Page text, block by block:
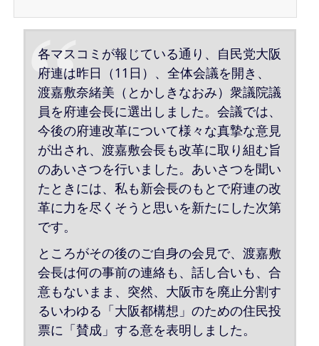
大阪市を廃止分割するいわゆる「大阪都構想」のための住民...
各マスコミが報じている通り、自民党大阪
府連は昨日（11日）、全体会議を開き、
渡嘉敷奈緒美（とかしきなおみ）衆議院議
員を府連会長に選出しました。会議では、
今後の府連改革について様々な真摯な意見
が出され、渡嘉敷会長も改革に取り組む旨
のあいさつを行いました。あいさつを聞い
たときには、私も新会長のもとで府連の改
革に力を尽くそうと思いを新たにした次第
です。
ところがその後のご自身の会見で、渡嘉敷
会長は何の事前の連絡も、話し合いも、合
意もないまま、突然、大阪市を廃止分割す
るいわゆる「大阪都構想」のための住民投
票に「賛成」する意を表明しました。